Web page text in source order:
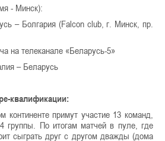
- Минск):
– Болгария (Falcon club, г. Минск, пр.
на телеканале «Беларусь-5»
– Беларусь
квалификации:
континенте примут участие 13 команд,
группы. По итогам матчей в пуле, где
сыграть друг с другом дважды (дома